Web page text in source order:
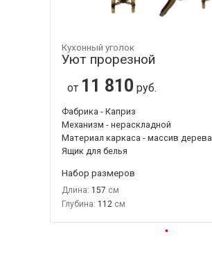
Кухонный уголок
Уют прорезной
от 11 810 руб.
Фабрика - Каприз
Механизм - нераскладной
Материал каркаса - массив дерева
Ящик для белья
Набор размеров
Длина: 157
Глубина: 112